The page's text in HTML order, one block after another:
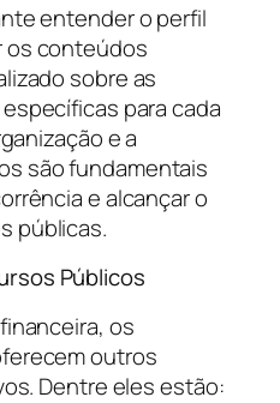
entender o perfil
os conteúdos
sobre as
para cada
e a
são fundamentais
e alcançar o
públicas.
Públicos
os
outros
Dentre eles estão: